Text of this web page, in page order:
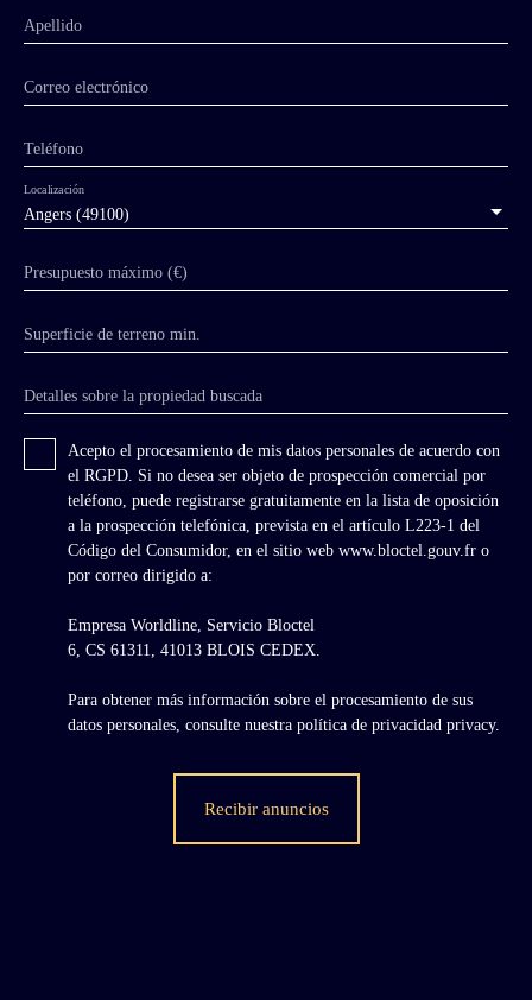
beautiful, set amidst semicircular vaulted gates;
the property is located on a hill from which the
sloping English-style park to the 3-hectare
Apellido
Correo electrónico
Teléfono
Angers (49100)
Localización
Presupuesto máximo (€)
Superficie de terreno min.
Detalles sobre la propiedad buscada
Acepto el procesamiento de mis datos personales de acuerdo con
el RGPD. Si no desea ser objeto de prospección comercial por
teléfono, puede registrarse gratuitamente en la lista de oposición
a la prospección telefónica, prevista en el artículo L223-1 del
Código del Consumidor, en el sitio web www.bloctel.gouv.fr o
por correo dirigido a:
Empresa Worldline, Servicio Bloctel
6, CS 61311, 41013 BLOIS CEDEX.
Para obtener más información sobre el procesamiento de sus
datos personales, consulte nuestra política de privacidad privacy.
Recibir anuncios